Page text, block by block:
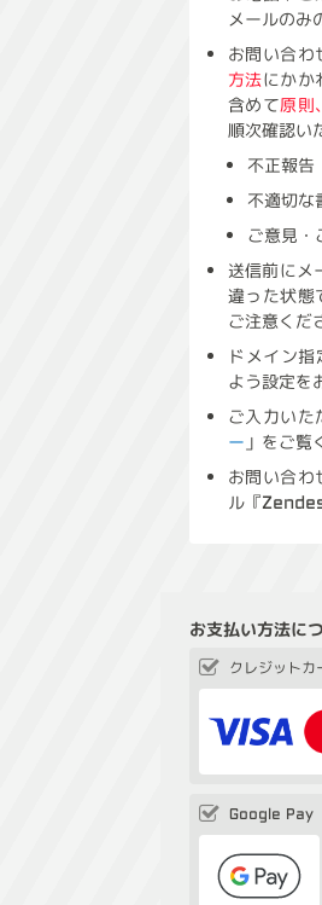
メールのみ
お問い合わ
方法にかか
含めて原則
順次確認い
不正報告
不適切な
ご意見・
送信前にメ
違った状態
ご注意くだ
ドメイン
よう設定を
ご入力いた
ー 」をご覧
お問い合わ
ル『
お支払い方法に
クレジットカ
Google Pay